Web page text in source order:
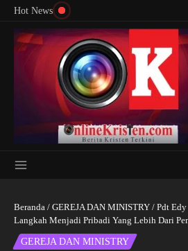
Lewati ke konten
Hot News
Beranda / GEREJA DAN MINISTRY / Pdt
Langkah Menjadi Pribadi Yang Lebih Dari
GEREJA DAN MINISTRY